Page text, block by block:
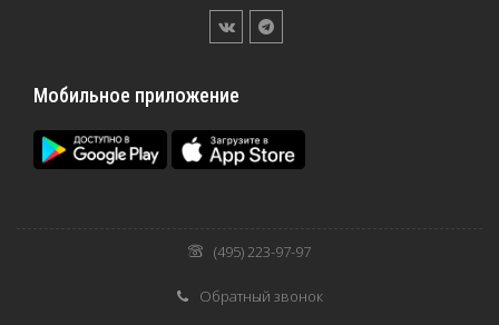
Мобильное приложение
(495) 223-97-97
Обратный звонок